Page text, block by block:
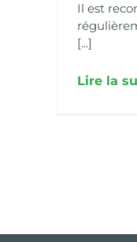
Il est
[...]
Lire la